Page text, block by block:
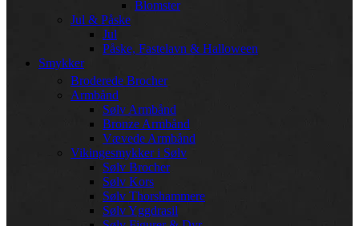
Blomster
Jul & Påske
Jul
Påske, Fastelavn & Halloween
Smykker
Broderede Brocher
Armbånd
Sølv Armbånd
Bronze Armbånd
Vævede Armbånd
Vikingesmykker i Sølv
Sølv Brocher
Sølv Kors
Sølv Thorshammere
Sølv Yggdrasil